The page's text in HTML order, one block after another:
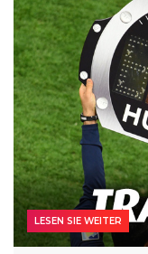
LESEN SIE WEITER